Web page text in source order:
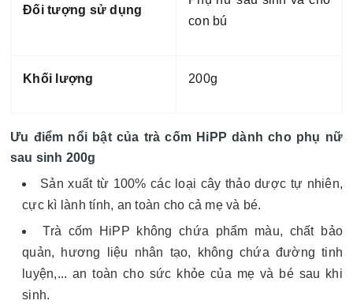
Đối tượng sử dụng
con bú
Khối lượng 200g
Ưu điểm nổi bật của trà cốm HiPP dành cho phụ nữ
sau sinh 200g
Sản xuất từ 100% các loại cây thảo dược tự nhiên,
cực kì lành tính, an toàn cho cả mẹ và bé.
Trà cốm HiPP không chứa phẩm màu, chất bảo
quản, hương liệu nhân tạo, không chứa đường tinh
luyện,... an toàn cho sức khỏe của mẹ và bé sau khi
sinh.